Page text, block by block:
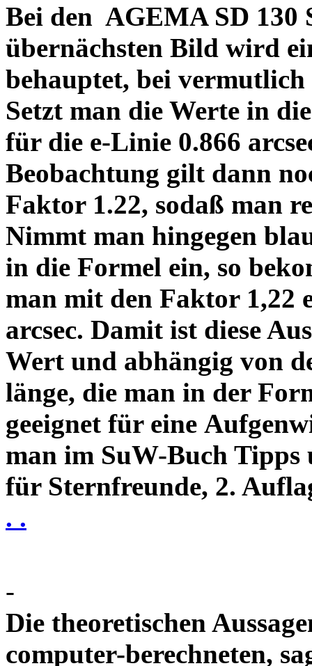
Bei den AGEMA SD 130
übernächsten Bild wird
behauptet, bei vermutlich
Setzt man die Werte in
für die e-Linie 0.866
Beobachtung gilt dann
Faktor 1.22, sodaß man
Nimmt man hingegen
in die Formel ein, so
man mit den Faktor 1,22
arcsec. Damit ist diese
Wert und abhängig von
länge, die man in der
geeignet für eine
man im SuW-Buch Tipps
für Sternfreunde, 2.
. .
-
Die theoretischen
computer-berechneten,